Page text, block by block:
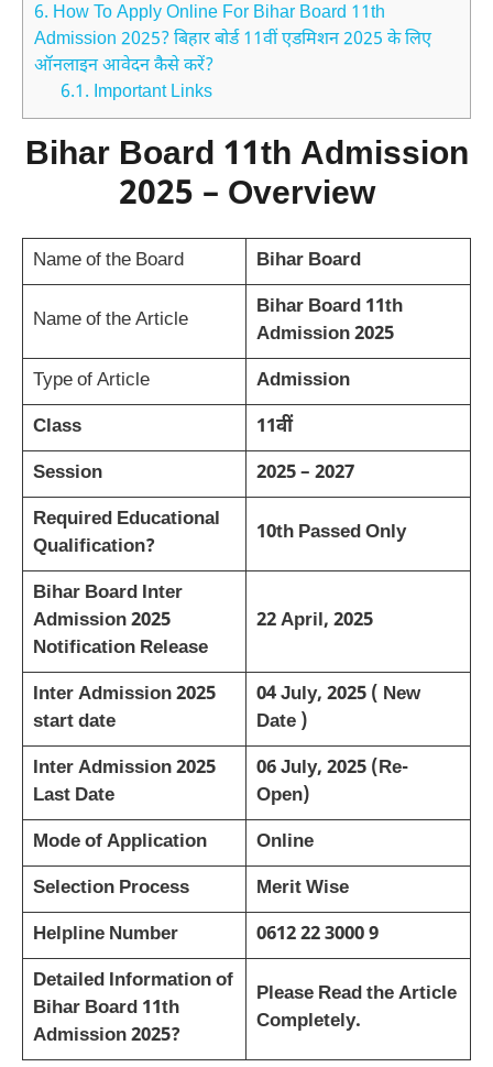
6. How To Apply Online For Bihar Board 11th
Admission 2025? बिहार बोर्ड 11वीं एडमिशन 2025 के लिए
ऑनलाइन आवेदन कैसे करें?
6.1. Important Links
Bihar Board 11th Admission
2025 – Overview
Name of the Board Bihar Board
Name of the Article
Bihar Board 11th
Admission 2025
Type of Article
Admission
Class
11वीं
Session
2025 – 2027
Required Educational
Qualification?
10th Passed Only
Bihar Board Inter
Admission 2025
Notification Release
22 April, 2025
Inter Admission 2025
start date
04 July, 2025 ( New
Date )
Inter Admission 2025
Last Date
06 July, 2025 (Re-
Open)
Mode of Application
Online
Selection Process
Merit Wise
Helpline Number
0612 22 3000 9
Detailed Information of
Bihar Board 11th
Admission 2025?
Please Read the Article
Completely.